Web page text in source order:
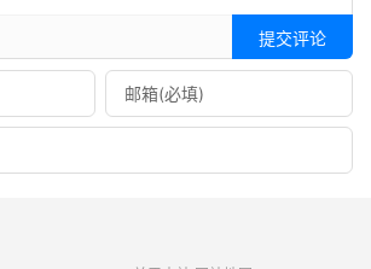
提交评论